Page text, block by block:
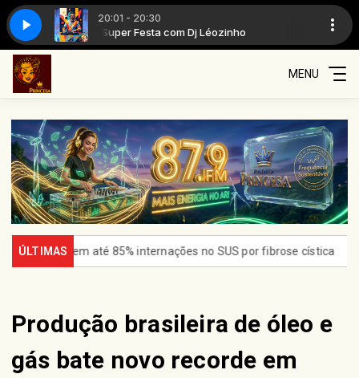
20:01 - 20:30
Super Festa com Dj Léozinho
MENU
ÚLTIMAS
até 85% internações no SUS por fibrose cística Rio concentra
Produção brasileira de óleo e
gás bate novo recorde em